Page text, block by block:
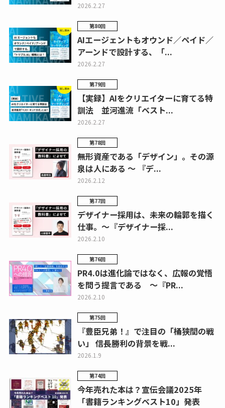
2026.2.27
第80回
AIエージェントもオウンド／ペイド／
アーンドで設計する、「...
2026.2.27
第79回
【実録】AIをクリエイターに育てる特
訓法 並河進流「ベスト...
2026.2.27
第78回
無形資産である「デザイン」。その源
泉は人にある ～ 『デ...
2026.2.12
第77回
デザイナー採用は、未来の輪郭を描く
仕事。～『デザイナー採...
2026.2.10
第76回
PR4.0は進化論ではなく、広報の覚悟
を問う提言である ～『PR...
2026.2.10
第75回
『豊臣兄弟！』で注目の「桶狭間の戦
い」 信長勝利の背景を戦...
2026.1.9
第74回
今年売れた本は？宣伝会議2025年
「書籍ランキングベスト10」発表